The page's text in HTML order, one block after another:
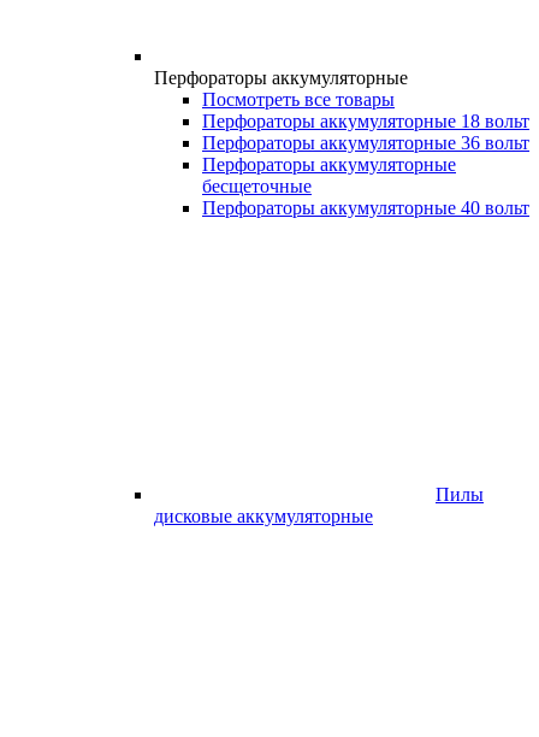
Перфораторы аккумуляторные
Посмотреть все товары
Перфораторы аккумуляторные 18 вольт
Перфораторы аккумуляторные 36 вольт
Перфораторы аккумуляторные
бесщеточные
Перфораторы аккумуляторные 40 вольт
Пилы
дисковые аккумуляторные